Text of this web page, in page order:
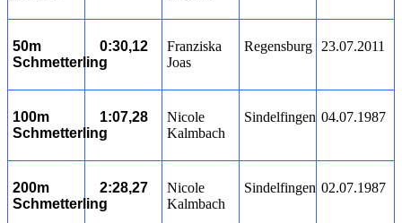
50m
Schmetterling
0:30,12
Franziska
Joas
Regensburg 23.07.2011
100m
Schmetterling
1:07,28
Nicole
Kalmbach
Sindelfingen 04.07.1987
200m
Schmetterling
2:28,27
Nicole
Kalmbach
Sindelfingen 02.07.1987